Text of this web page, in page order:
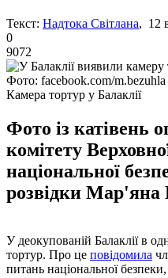
Текст: Надтока Світлана, 12
0
9072
Фото: facebook.com/m.bezuhla
Камера тортур у Балаклії
Фото із катівень
комітету
національної
розвідки Мар'яна
У деокупованій Балаклії в
тортур. Про це повідомила
питань національної